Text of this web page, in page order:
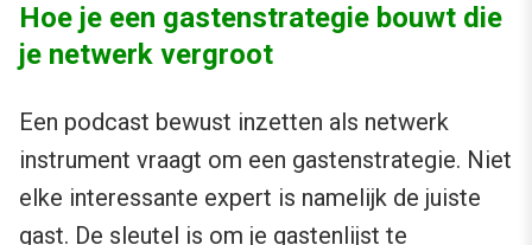
Hoe je een gastenstrategie bouwt die
je netwerk vergroot
Een podcast bewust inzetten als netwerk
instrument vraagt om een gastenstrategie. Niet
elke interessante expert is namelijk de juiste
gast. De sleutel is om je gastenlijst te